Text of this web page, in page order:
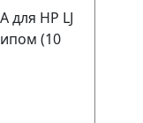
для HP LJ
(10